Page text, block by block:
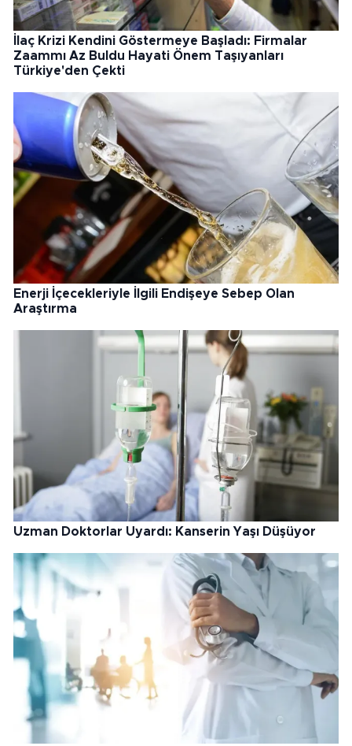
İlaç Krizi Kendini Göstermeye Başladı: Firmalar
Zaammı Az Buldu Hayati Önem Taşıyanları
Türkiye'den Çekti
Enerji İçecekleriyle İlgili Endişeye Sebep Olan
Araştırma
Uzman Doktorlar Uyardı: Kanserin Yaşı Düşüyor